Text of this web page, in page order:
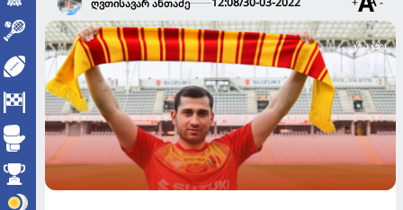
ღვთისავარ ანთაძე